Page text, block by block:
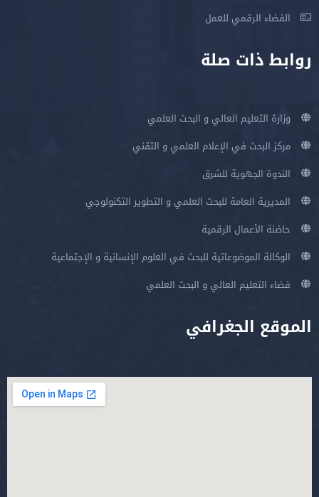
الفضاء الرقمي للعمل
روابط ذات صلة
وزارة التعليم العالي و البحث العلمي
مركز البحث في الإعلام العلمي و التقني
الندوة الجهوية للشرق
المديرية العامة للبحث العلمي و التطوير التكنولوجي
حاضنة الأعمال الرقمية
الوكالة الموضوعاتية للبحث في العلوم الإنسانية و الإجتماعية
فضاء التعليم العالي و البحث العلمي
الموقع الجغرافي